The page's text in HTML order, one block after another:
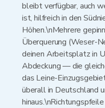
bleibt verfügbar, auch
ist, hilfreich in den
Höhen.\nMehrere
Überquerung (Weser-
deinen Arbeitsplatz in
Abdeckung — die
das Leine-
überall in Deutschland